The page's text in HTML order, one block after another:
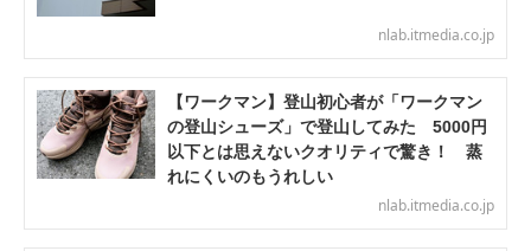
nlab.itmedia.co.jp
【ワークマン】登山初心者が「ワークマン
の登山シューズ」で登山してみた 5000円
以下とは思えないクオリティで驚き！ 蒸
れにくいのもうれしい
nlab.itmedia.co.jp